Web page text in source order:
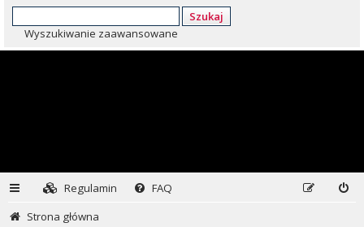
Szukaj
Wyszukiwanie zaawansowane
Regulamin
FAQ
Strona główna